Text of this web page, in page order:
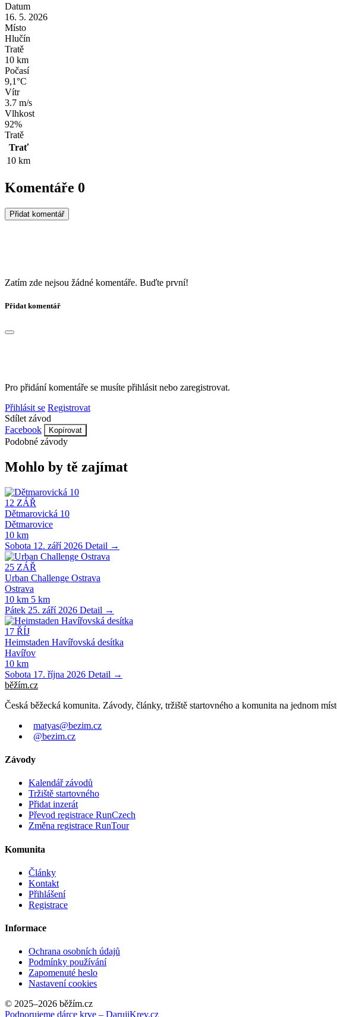
Datum
16. 5. 2026
Místo
Hlučín
Tratě
10 km
Počasí
9,1°C
Vítr
3.7 m/s
Vlhkost
92%
Tratě
Trať
10 km
Komentáře 0
Přidat komentář
Zatím zde nejsou žádné komentáře. Buďte první!
Přidat komentář
Pro přidání komentáře se musíte přihlásit nebo zaregistrovat.
Přihlásit se Registrovat
Sdílet závod
Facebook
Kopírovat
Podobné závody
Mohlo by tě zajímat
12 ZÁŘ
Dětmarovická 10
Dětmarovice
10 km
Sobota 12. září 2026 Detail →
25 ZÁŘ
Urban Challenge Ostrava
Ostrava
10 km 5 km
Pátek 25. září 2026 Detail →
17 ŘÍJ
Heimstaden Havířovská desítka
Havířov
10 km
Sobota 17. října 2026 Detail →
běžím.cz
Česká běžecká komunita. Závody, články, tržiště startovného a komunita na jednom
matyas@bezim.cz
@bezim.cz
Závody
Kalendář závodů
Tržiště startovného
Přidat inzerát
Převod registrace RunCzech
Změna registrace RunTour
Komunita
Články
Kontakt
Přihlášení
Registrace
Informace
Ochrana osobních údajů
Podmínky používání
Zapomenuté heslo
Nastavení cookies
© 2025–2026 běžím.cz
Podporujeme dárce krve – DarujiKrev.cz